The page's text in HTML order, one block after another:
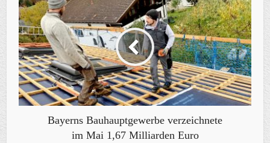
Bayerns Bauhauptgewerbe verzeichnete
im Mai 1,67 Milliarden Euro